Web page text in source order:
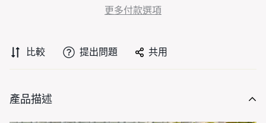
更多付款選項
比較 提出問題 共用
產品描述